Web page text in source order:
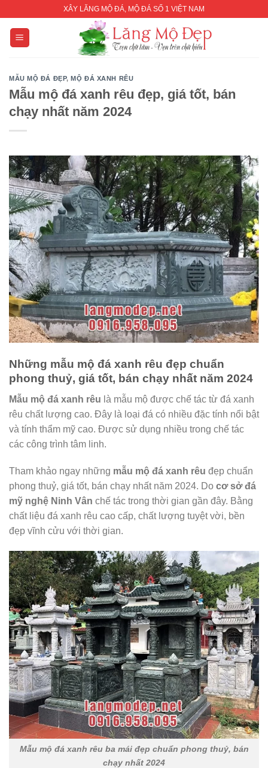
content
XÂY LĂNG MỘ ĐÁ, MỘ ĐÁ SỐ 1 VIỆT NAM
MẪU MỘ ĐÁ ĐẸP,MỘ ĐÁ XANH RÊU
Mẫu mộ đá xanh rêu đẹp, giá tốt, bán
chạy nhất năm 2024
Những mẫu mộ đá xanh rêu đẹp chuẩn
phong thuỷ, giá tốt, bán chạy nhất năm 2024
Mẫu mộ đá xanh rêu là mẫu mộ được chế tác từ đá xanh
rêu chất lượng cao. Đây là loại đá có nhiều đặc tính nổi bật
và tính thẩm mỹ cao. Được sử dụng nhiều trong chế tác
các công trình tâm linh.
Tham khảo ngay những mẫu mộ đá xanh rêu đẹp chuẩn
phong thuỷ, giá tốt, bán chạy nhất năm 2024. Do cơ sở đá
mỹ nghệ Ninh Vân chế tác trong thời gian gần đây. Bằng
chất liệu đá xanh rêu cao cấp, chất lượng tuyệt vời, bền
đẹp vĩnh cửu với thời gian.
Mẫu mộ đá xanh rêu ba mái đẹp chuẩn phong thuỷ, bán
chạy nhất 2024